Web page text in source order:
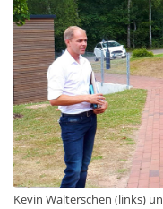
Kevin Walterschen (links)